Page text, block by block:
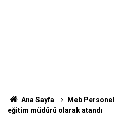
Ana Sayfa Meb Personel
eğitim müdürü olarak atandı